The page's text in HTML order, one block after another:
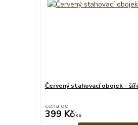
Červený stahovací obojek -
cena od
399 Kč/ks